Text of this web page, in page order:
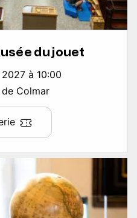
du jouet
à 10:00
de Colmar